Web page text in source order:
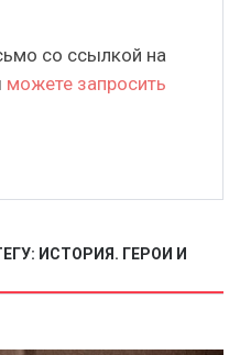
со ссылкой на
можете запросить
ИСТОРИЯ. ГЕРОИ И